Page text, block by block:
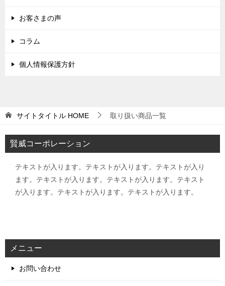
お客さまの声
コラム
個人情報保護方針
サイトタイトル HOME 取り扱い商品一覧
賢威コーポレーション
テキストが入ります。テキストが入ります。テキストが入り
ます。テキストが入ります。テキストが入ります。テキスト
が入ります。テキストが入ります。テキストが入ります。
メニュー
お問い合わせ